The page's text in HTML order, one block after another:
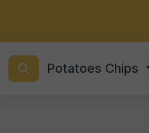
Potatoes Chips